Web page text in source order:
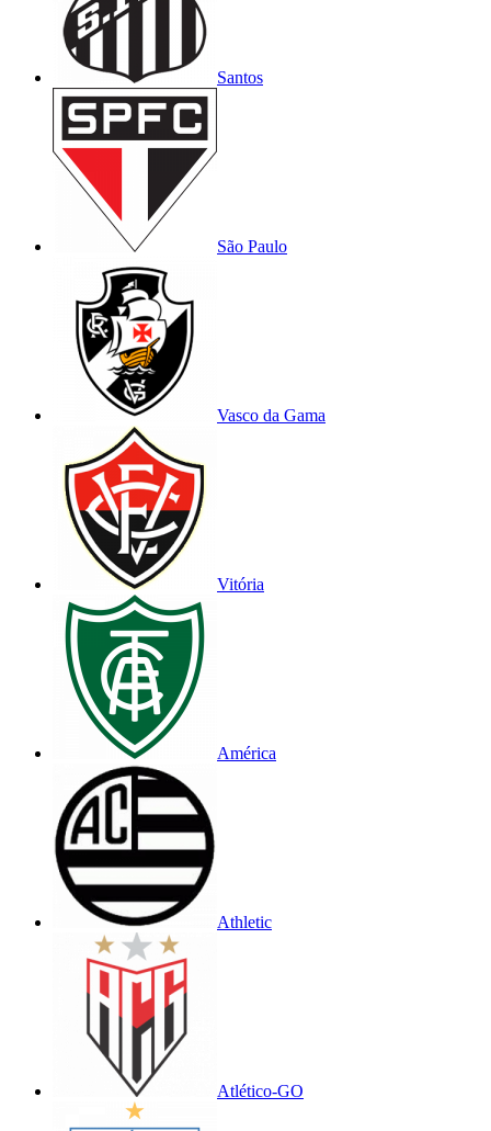
Santos
São Paulo
Vasco da Gama
Vitória
América
Athletic
Atlético-GO